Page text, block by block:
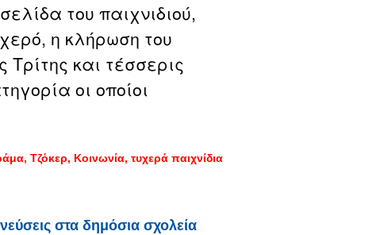
του παιχνιδιού,
η κλήρωση του
και τέσσερις
οι οποίοι
Τζόκερ Κοινωνία τυχερά παιχνίδια
στα δημόσια σχολεία